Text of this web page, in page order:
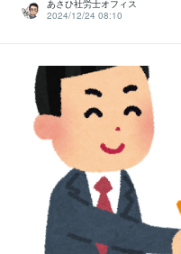
あさひ社労士オフィス
2024/12/24 08:10